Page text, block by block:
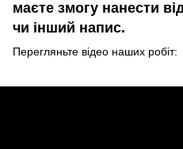
маєте змогу нанести
чи інший напис.
Перегляньте відео наших робіт: